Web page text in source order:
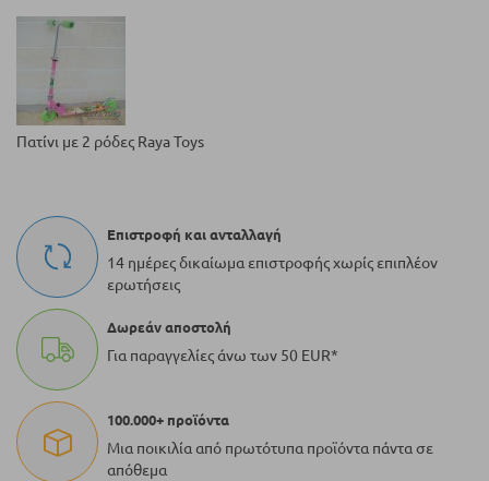
Πατίνι με 2 ρόδες Raya Toys
Επιστροφή και ανταλλαγή
14 ημέρες δικαίωμα επιστροφής χωρίς επιπλέον
ερωτήσεις
Δωρεάν αποστολή
Για παραγγελίες άνω των 50 EUR*
100.000+ προϊόντα
Μια ποικιλία από πρωτότυπα προϊόντα πάντα σε
απόθεμα